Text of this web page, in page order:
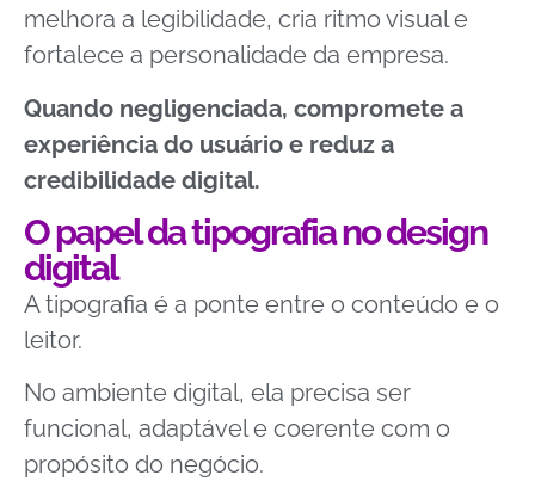
melhora a legibilidade, cria ritmo visual e
fortalece a personalidade da empresa.
Quando negligenciada, compromete a
experiência do usuário e reduz a
credibilidade digital.
O papel da tipografia no design
digital
A tipografia é a ponte entre o conteúdo e o
leitor.
No ambiente digital, ela precisa ser
funcional, adaptável e coerente com o
propósito do negócio.